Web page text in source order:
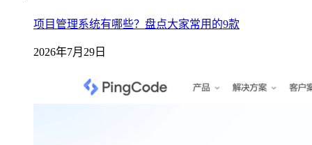
项目管理系统有哪些？盘点大家常用的9款
2026年7月29日